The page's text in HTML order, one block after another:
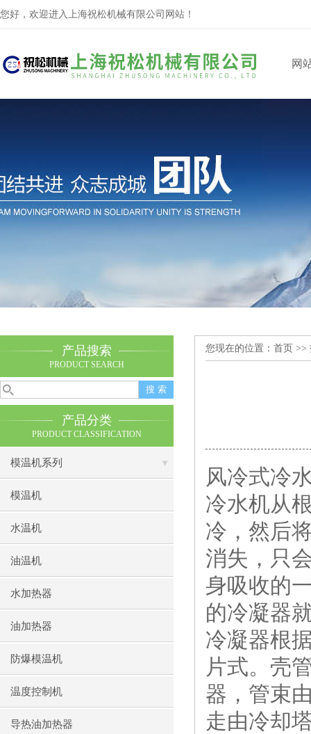
您好，欢迎进入上海祝松机械有限公司网站！
网
产品搜索
PRODUCT SEARCH
产品分类
PRODUCT CLASSIFICATION
模温机系列
模温机
水温机
油温机
水加热器
油加热器
防爆模温机
温度控制机
导热油加热器
您现在的位置： 首页 >>
风冷式冷
冷水机从
冷，然后
消失，只
身吸收的
的冷凝器
冷凝器根
片式。壳
器，管束
走由冷却